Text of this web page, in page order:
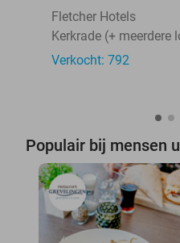
Fletcher Hotels
Kerkrade (+ meerdere
Verkocht: 792
Populair bij mensen